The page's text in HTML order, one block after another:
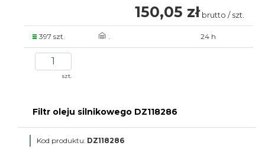
150,05 zł brutto / szt.
397 szt. . 24 h
szt.
Filtr oleju silnikowego DZ118286
Kod produktu: DZ118286